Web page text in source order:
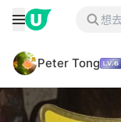
Peter Tong